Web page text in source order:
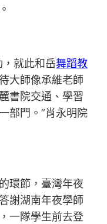
就此和岳舞蹈教
大師像承維老師
書院交通、學習
部門。”肖永明院
環節，臺灣年夜
謝湖南年夜學師
一隊學生前去登